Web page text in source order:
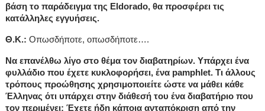
βάση το παράδειγμα της Eldorado, θα προσφέρει τις
κατάλληλες εγγυήσεις.
Θ.Κ.: Οπωσδήποτε, οπωσδήποτε….
Να επανέλθω λίγο στο θέμα τον διαβατηρίων. Υπάρχει ένα
φυλλάδιο που έχετε κυκλοφορήσει, ένα pamphlet. Τι άλλους
τρόπους προώθησης χρησιμοποιείτε ώστε να μάθει κάθε
Έλληνας ότι υπάρχει στην διάθεσή του ένα διαβατήριο που
τον περιμένει; Έχετε ήδη κάποια ανταπόκριση από την